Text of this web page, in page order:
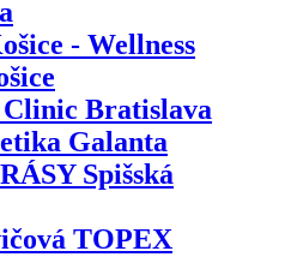
- Wellness
Bratislava
Galanta
Spišská
TOPEX